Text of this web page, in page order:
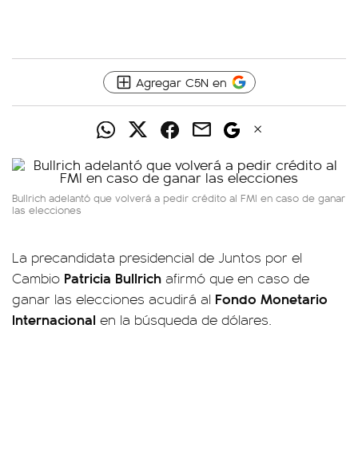
Agregar C5N en
Bullrich adelantó que volverá a pedir crédito al FMI en caso de ganar
las elecciones
La precandidata presidencial de Juntos por el
Cambio Patricia Bullrich afirmó que en caso de
ganar las elecciones acudirá al Fondo Monetario
Internacional en la búsqueda de dólares.